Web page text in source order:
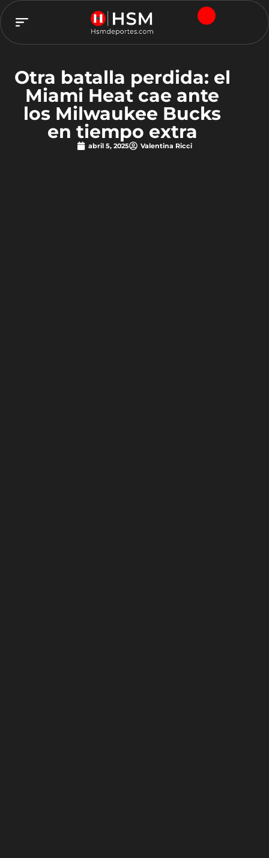
Otra batalla perdida: el
Miami Heat cae ante
los Milwaukee Bucks
en tiempo extra
abril 5, 2025 Valentina Ricci